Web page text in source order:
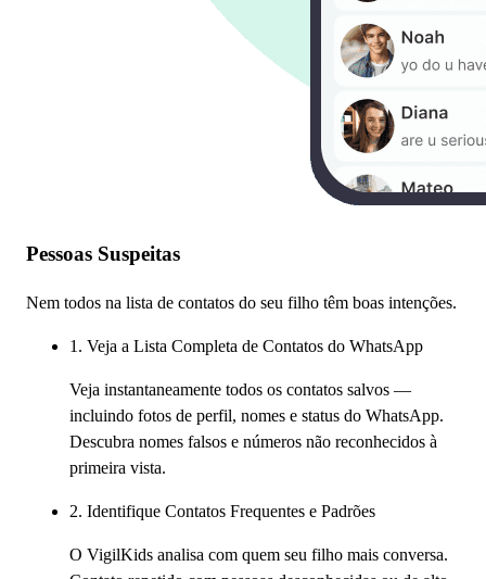
Pessoas Suspeitas
Nem todos na lista de contatos do seu filho têm boas intenções.
1. Veja a Lista Completa de Contatos do WhatsApp
Veja instantaneamente todos os contatos salvos —
incluindo fotos de perfil, nomes e status do WhatsApp.
Descubra nomes falsos e números não reconhecidos à
primeira vista.
2. Identifique Contatos Frequentes e Padrões
O VigilKids analisa com quem seu filho mais conversa.